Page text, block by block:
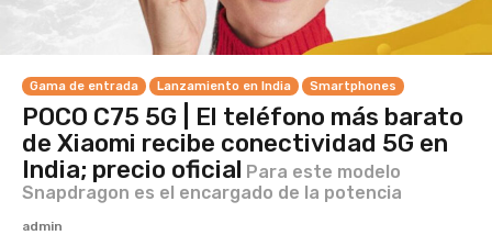
Gama de entrada Lanzamiento en India Smartphones
POCO C75 5G | El teléfono más barato
de Xiaomi recibe conectividad 5G en
India; precio oficial Para este modelo
Snapdragon es el encargado de la potencia
admin